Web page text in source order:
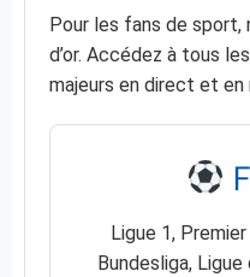
Pour les fans de
d’or. Accédez à tous
majeurs en direct et en
Ligue 1,
Bundesliga,